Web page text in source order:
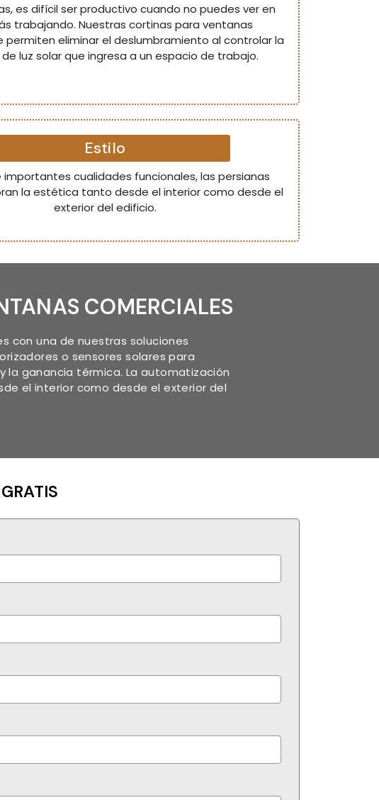
es difícil ser productivo cuando no puedes ver en
trabajando. Nuestras cortinas para ventanas
permiten eliminar el deslumbramiento al controlar la
luz solar que ingresa a un espacio de trabajo.
Estilo
importantes cualidades funcionales, las persianas
la estética tanto desde el interior como desde el
exterior del edificio.
COMERCIALES
con una de nuestras soluciones
o sensores solares para
ganancia térmica. La automatización
el interior como desde el exterior del